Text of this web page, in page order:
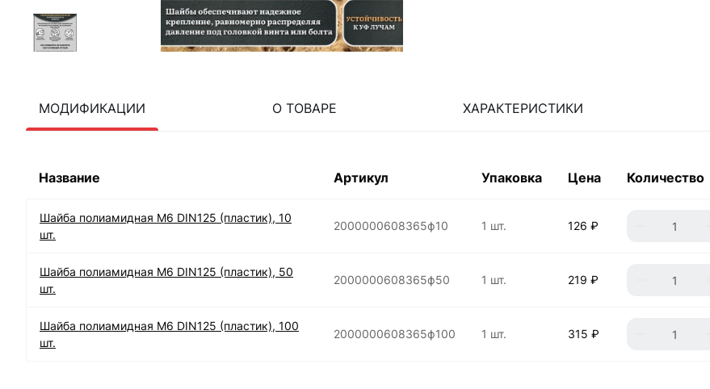
МОДИФИКАЦИИ О ТОВАРЕ ХАРАКТЕРИСТИКИ
Название Артикул Упаковка Цена Количество
Шайба полиамидная М6 DIN125 (пластик), 10
шт.
2000000608365ф10 1 шт. 126 ₽
Шайба полиамидная М6 DIN125 (пластик), 50
шт.
2000000608365ф50 1 шт. 219 ₽
Шайба полиамидная М6 DIN125 (пластик), 100
шт.
2000000608365ф100 1 шт. 315 ₽